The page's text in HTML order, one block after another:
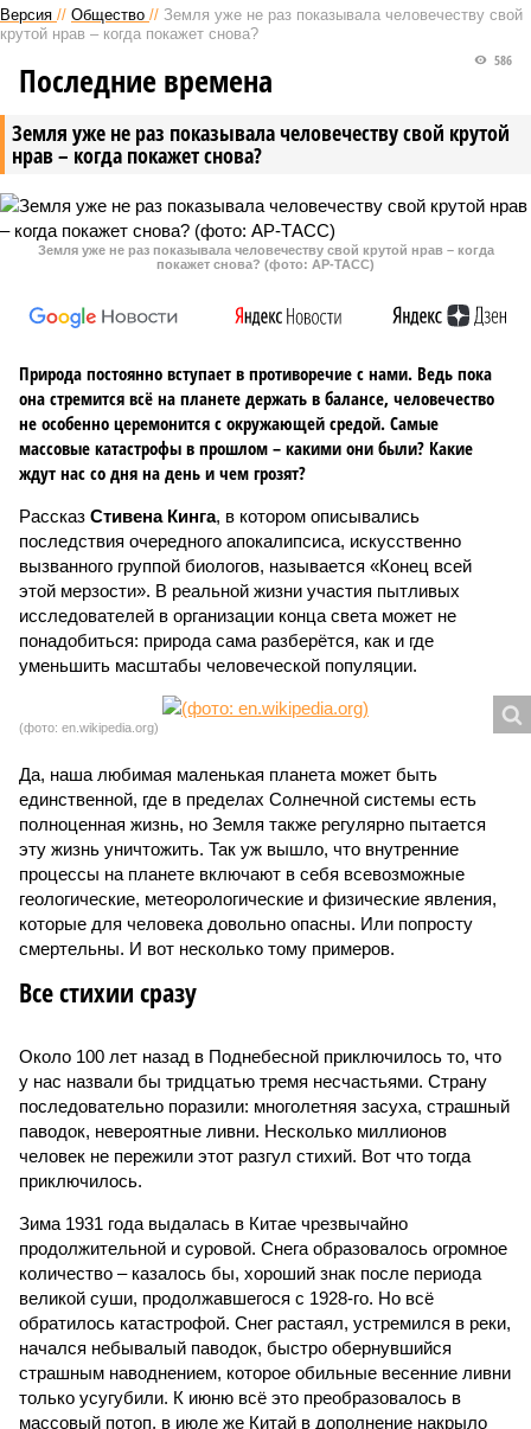
Версия // Общество // Земля уже не раз показывала человечеству свой
крутой нрав – когда покажет снова?
Земля уже не раз показывала человечеству свой крутой
нрав – когда покажет снова?
586
Последние времена
Земля уже не раз показывала человечеству свой крутой нрав – когда
покажет снова? (фото: АР-ТАСС)
Природа постоянно вступает в противоречие с нами. Ведь пока
она стремится всё на планете держать в балансе, человечество
не особенно церемонится с окружающей средой. Самые
массовые катастрофы в прошлом – какими они были? Какие
ждут нас со дня на день и чем грозят?
Рассказ Стивена Кинга, в котором описывались
последствия очередного апокалипсиса, искусственно
вызванного группой биологов, называется «Конец всей
этой мерзости». В реальной жизни участия пытливых
исследователей в организации конца света может не
понадобиться: природа сама разберётся, как и где
уменьшить масштабы человеческой популяции.
(фото: en.wikipedia.org)
Да, наша любимая маленькая планета может быть
единственной, где в пределах Солнечной системы есть
полноценная жизнь, но Земля также регулярно пытается
эту жизнь уничтожить. Так уж вышло, что внутренние
процессы на планете включают в себя всевозможные
геологические, метеорологические и физические явления,
которые для человека довольно опасны. Или попросту
смертельны. И вот несколько тому примеров.
Все стихии сразу
Около 100 лет назад в Поднебесной приключилось то, что
у нас назвали бы тридцатью тремя несчастьями. Страну
последовательно поразили: многолетняя засуха, страшный
паводок, невероятные ливни. Несколько миллионов
человек не пережили этот разгул стихий. Вот что тогда
приключилось.
Зима 1931 года выдалась в Китае чрезвычайно
продолжительной и суровой. Снега образовалось огромное
количество – казалось бы, хороший знак после периода
великой суши, продолжавшегося с 1928-го. Но всё
обратилось катастрофой. Снег растаял, устремился в реки,
начался небывалый паводок, быстро обернувшийся
страшным наводнением, которое обильные весенние ливни
только усугубили. К июню всё это преобразовалось в
массовый потоп, в июле же Китай в дополнение накрыло